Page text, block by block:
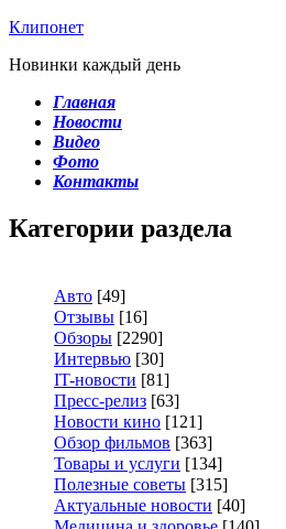
Клипонет
Новинки каждый день
Главная
Новости
Видео
Фото
Контакты
Категории раздела
Авто [49]
Отзывы [16]
Обзоры [2290]
Интервью [30]
IT-новости [81]
Пресс-релиз [63]
Новости кино [121]
Обзор фильмов [363]
Товары и услуги [134]
Полезные советы [315]
Актуальные новости [40]